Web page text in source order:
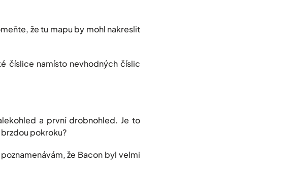
že tu mapu by mohl nakreslit
číslice namísto nevhodných číslic
a první drobnohled. Je to
pokroku?
že Bacon byl velmi